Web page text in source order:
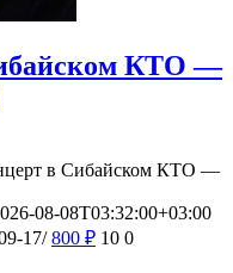
КТО —
в Сибайском КТО —
08-08T03:32:00+03:00
17/ 800 ₽ 10 0